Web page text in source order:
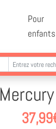
Pour
enfants
37,99